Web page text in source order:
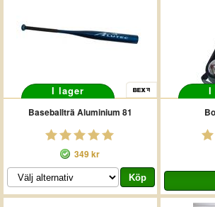
I lager
Baseballträ Aluminium 81
349 kr
I